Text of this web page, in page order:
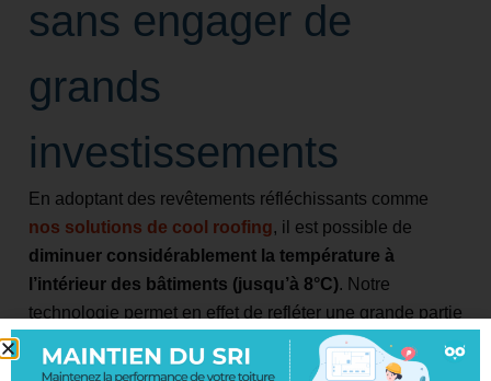
sans engager de
grands
investissements
En adoptant des revêtements réfléchissants comme
nos solutions de cool roofing, il est possible de
diminuer considérablement la température à
l’intérieur des bâtiments (jusqu’à 8°C). Notre
technologie permet en effet de refléter une grande partie
du rayonnement solaire avant qu’il n’atteigne l’intérieur,
et réduit ainsi la charge thermique et la nécessité de